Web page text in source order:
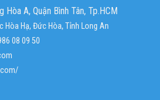
A, Quận Bình Tân, Tp.HCM
Hòa Hạ, Đức Hòa, Tỉnh Long An
08 09 50